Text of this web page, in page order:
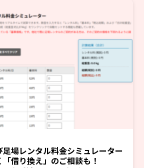
足場レンタル料金シミュレーター
借り換え」のご相談も！